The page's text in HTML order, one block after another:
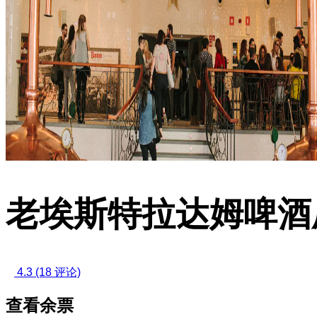
老埃斯特拉达姆啤
4.3 (18 评论)
查看余票